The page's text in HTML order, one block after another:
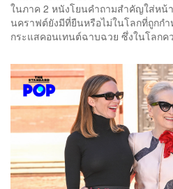
ในภาค 2 หนังโยนคำถามสำคัญใส่หน้
นคราฟต์ยังมีที่ยืนหรือไม่ในโลกที่ถูกก
กระแสคอนเทนต์ฉาบฉวย ซึ่งในโลกค